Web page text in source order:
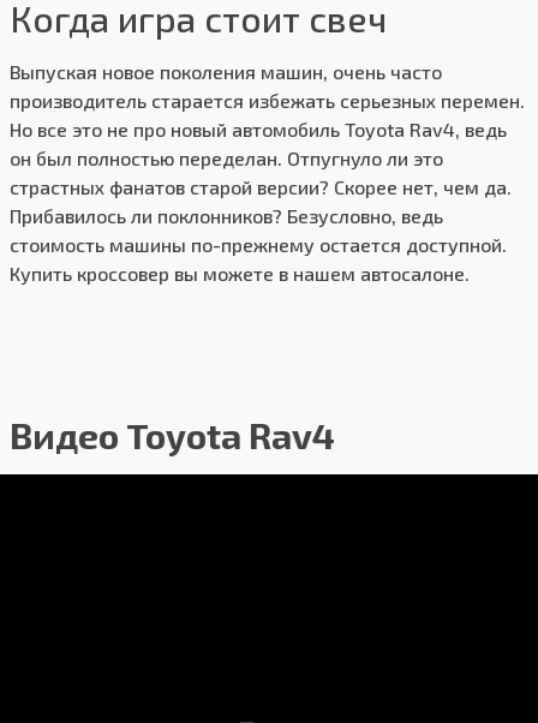
Когда игра стоит свеч
Выпуская новое поколения машин, очень часто
производитель старается избежать серьезных перемен.
Но все это не про новый автомобиль Toyota Rav4, ведь
он был полностью переделан. Отпугнуло ли это
страстных фанатов старой версии? Скорее нет, чем да.
Прибавилось ли поклонников? Безусловно, ведь
стоимость машины по-прежнему остается доступной.
Купить кроссовер вы можете в нашем автосалоне.
Видео Toyota Rav4